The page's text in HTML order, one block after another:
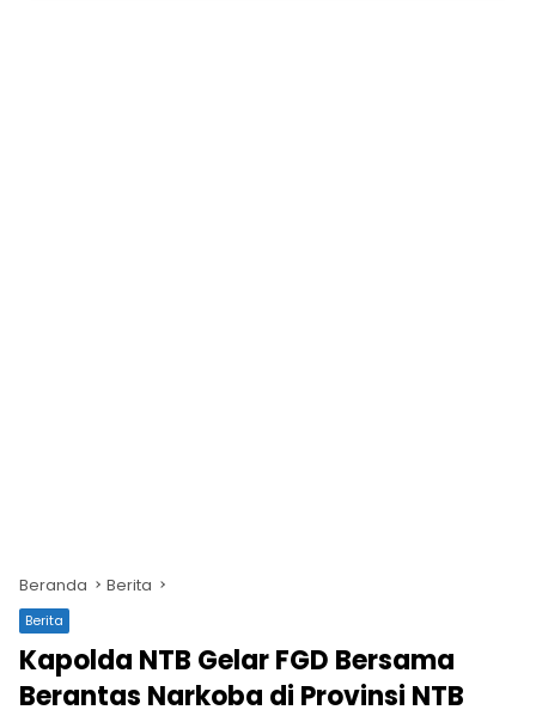
Beranda Berita
Berita
Kapolda NTB Gelar FGD Bersama
Berantas Narkoba di Provinsi NTB